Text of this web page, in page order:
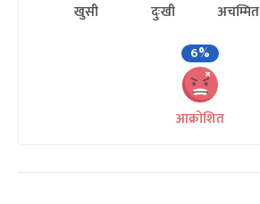
खुसी दुःखी अचम्मित
6%
आक्रोशित